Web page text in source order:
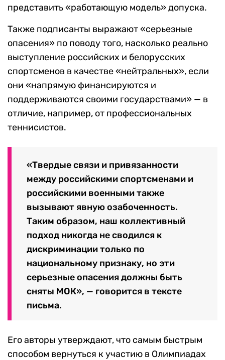
представить «работающую модель» допуска.
Также подписанты выражают «серьезные
опасения» по поводу того, насколько реально
выступление российских и белорусских
спортсменов в качестве «нейтральных», если
они «напрямую финансируются и
поддерживаются своими государствами» — в
отличие, например, от профессиональных
теннисистов.
«Твердые связи и привязанности
между российскими спортсменами и
российскими военными также
вызывают явную озабоченность.
Таким образом, наш коллективный
подход никогда не сводился к
дискриминации только по
национальному признаку, но эти
серьезные опасения должны быть
сняты МОК», — говорится в тексте
письма.
Его авторы утверждают, что самым быстрым
способом вернуться к участию в Олимпиадах